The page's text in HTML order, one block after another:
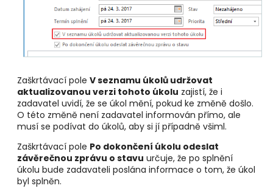
Zaškrtávací pole V seznamu úkolů udržovat
aktualizovanou verzi tohoto úkolu zajistí, že i
zadavatel uvidí, že se úkol mění, pokud ke změně došlo.
O této změně není zadavatel informován přímo, ale
musí se podívat do úkolů, aby si jí případně všiml.
Zaškrtávací pole Po dokončení úkolu odeslat
závěrečnou zprávu o stavu určuje, že po splnění
úkolu bude zadavateli poslána informace o tom, že úkol
byl splněn.